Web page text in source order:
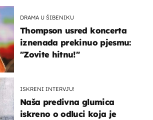
DRAMA U ŠIBENIKU
Thompson usred koncerta
iznenada prekinuo pjesmu:
"Zovite hitnu!"
ISKRENI INTERVJU!
Naša predivna glumica
iskreno o odluci koja je